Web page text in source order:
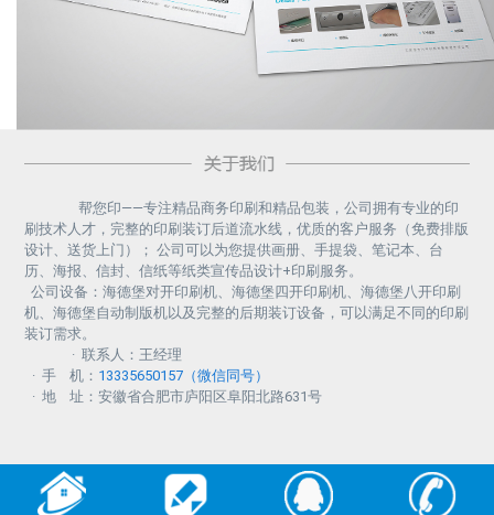
帮您印——专注精品商务印刷和精品包装，公司拥有专业的印
刷技术人才，完整的印刷装订后道流水线，优质的客户服务（免费排版
设计、送货上门）； 公司可以为您提供画册、手提袋、笔记本、台
历、海报、信封、信纸等纸类宣传品设计+印刷服务。
公司设备：海德堡对开印刷机、海德堡四开印刷机、海德堡八开印刷
机、海德堡自动制版机以及完整的后期装订设备，可以满足不同的印刷
装订需求。
· 联系人：王经理
· 手 机： 13335650157（微信同号）
· 地 址：安徽省合肥市庐阳区阜阳北路631号